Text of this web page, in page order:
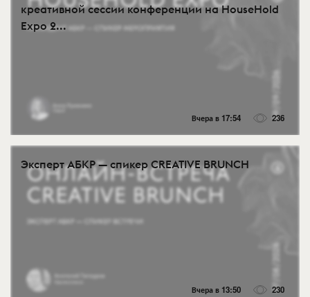
креативной сессии конференции на HouseHold
Expo 2...
Вчера в 17:54 236
Эксперт АБКР — спикер CREATIVE BRUNCH
Вчера в 13:50 230